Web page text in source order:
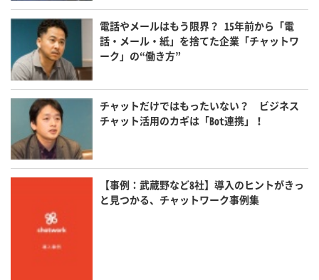
電話やメールはもう限界？ 15年前から「電
話・メール・紙」を捨てた企業「チャットワ
ーク」の“働き方”
チャットだけではもったいない？ ビジネス
チャット活用のカギは「Bot連携」！
【事例：武蔵野など8社】導入のヒントがきっ
と見つかる、チャットワーク事例集